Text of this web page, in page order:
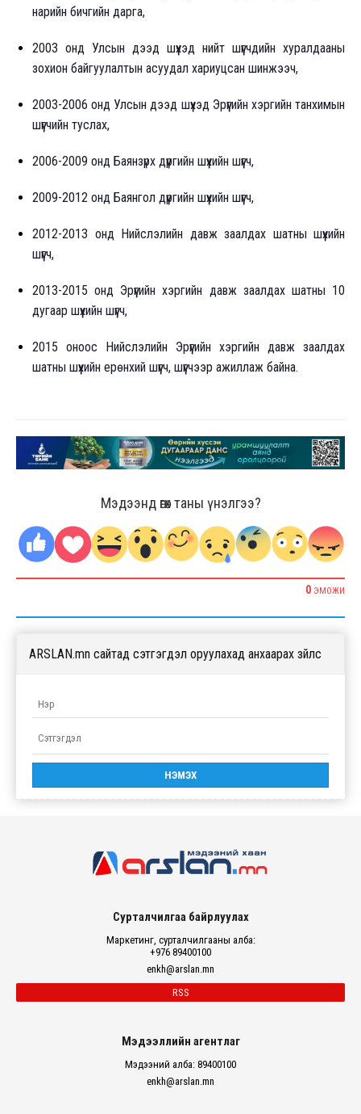
нарийн бичгийн дарга,
2003 онд Улсын дээд шүүхэд нийт шүүгчдийн хуралдааны
зохион байгуулалтын асуудал хариуцсан шинжээч,
2003-2006 онд Улсын дээд шүүхэд Эрүүгийн хэргийн танхимын
шүүгчийн туслах,
2006-2009 онд Баянзүрх дүүргийн шүүхийн шүүгч,
2009-2012 онд Баянгол дүүргийн шүүхийн шүүгч,
2012-2013 онд Нийслэлийн давж заалдах шатны шүүхийн
шүүгч,
2013-2015 онд Эрүүгийн хэргийн давж заалдах шатны 10
дугаар шүүхийн шүүгч,
2015 оноос Нийслэлийн Эрүүгийн хэргийн давж заалдах
шатны шүүхийн ерөнхий шүүгч, шүүгчээр ажиллаж байна.
Мэдээнд өгөх таны үнэлгээ?
0 ЭМОЖИ
ARSLAN.mn сайтад сэтгэгдэл оруулахад анхаарах зүйлс
Сурталчилгаа байрлуулах
Маркетинг, сурталчилгааны алба:
+976 89400100
enkh@arslan.mn
RSS
Мэдээллийн агентлаг
Мэдээний алба: 89400100
enkh@arslan.mn